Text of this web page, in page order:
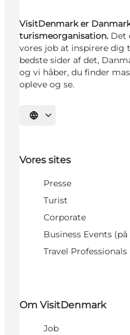
VisitDenmark er
turismeorganisation. Det
vores job at inspirere dig
bedste sider af det,
og vi håber, du finder
opleve og se.
Vælg sprog
Vores sites
Presse
Turist
Corporate
Business Events
Travel Professionals
Om VisitDenmark
Job